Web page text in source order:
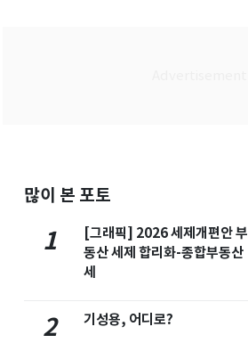
많이 본 포토
1
[그래픽] 2026 세제개편안 부
동산 세제 합리화-종합부동산
세
2 기성용, 어디로?